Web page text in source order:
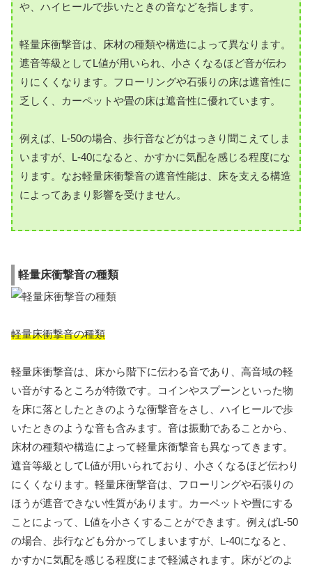
や、ハイヒールで歩いたときの音などを指します。
軽量床衝撃音は、床材の種類や構造によって異なります。
遮音等級としてL値が用いられ、小さくなるほど音が伝わ
りにくくなります。フローリングや石張りの床は遮音性に
乏しく、カーペットや畳の床は遮音性に優れています。
例えば、L-50の場合、歩行音などがはっきり聞こえてしま
いますが、L-40になると、かすかに気配を感じる程度にな
ります。なお軽量床衝撃音の遮音性能は、床を支える構造
によってあまり影響を受けません。
軽量床衝撃音の種類
軽量床衝撃音の種類
軽量床衝撃音は、床から階下に伝わる音であり、高音域の軽
い音がするところが特徴です。コインやスプーンといった物
を床に落としたときのような衝撃音をさし、ハイヒールで歩
いたときのような音も含みます。音は振動であることから、
床材の種類や構造によって軽量床衝撃音も異なってきます。
遮音等級としてL値が用いられており、小さくなるほど伝わり
にくくなります。軽量床衝撃音は、フローリングや石張りの
ほうが遮音できない性質があります。カーペットや畳にする
ことによって、L値を小さくすることができます。例えばL-50
の場合、歩行なども分かってしまいますが、L-40になると、
かすかに気配を感じる程度にまで軽減されます。床がどのよ